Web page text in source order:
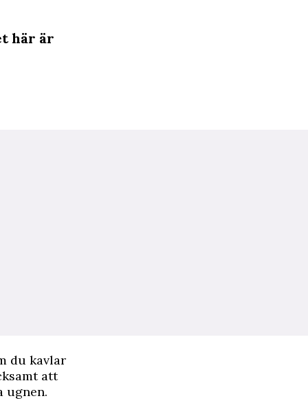
här är
du kavlar
att
ugnen.